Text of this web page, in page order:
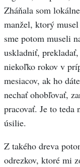
Zháňala som
manžel, ktorý
sme potom museli
uskladniť,
niekoľko rokov v
mesiacov, ak ho
nechať ohobľovať,
pracovať. Je to
úsilie.
Z takého dreva
odrezkov, ktoré mi